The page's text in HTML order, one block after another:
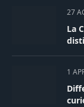
27
La
1